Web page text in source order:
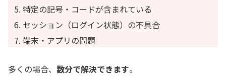
特定の記号・コードが含まれている
セッション（ログイン状態）の不具合
端末・アプリの問題
多くの場合、 数分で解決できます。